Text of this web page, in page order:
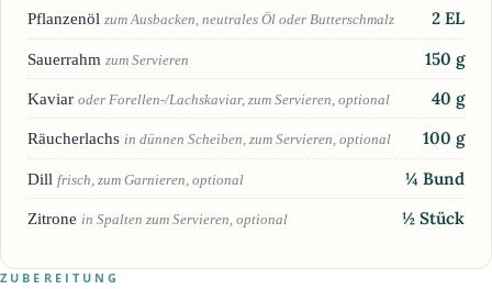
Pflanzenöl zum Ausbacken, neutrales Öl oder Butterschmalz 2 EL
Sauerrahm zum Servieren 150 g
Kaviar oder Forellen-/Lachskaviar, zum Servieren, optional 40 g
Räucherlachs in dünnen Scheiben, zum Servieren, optional 100 g
Dill frisch, zum Garnieren, optional ¼ Bund
Zitrone in Spalten zum Servieren, optional ½ Stück
ZUBEREITUNG